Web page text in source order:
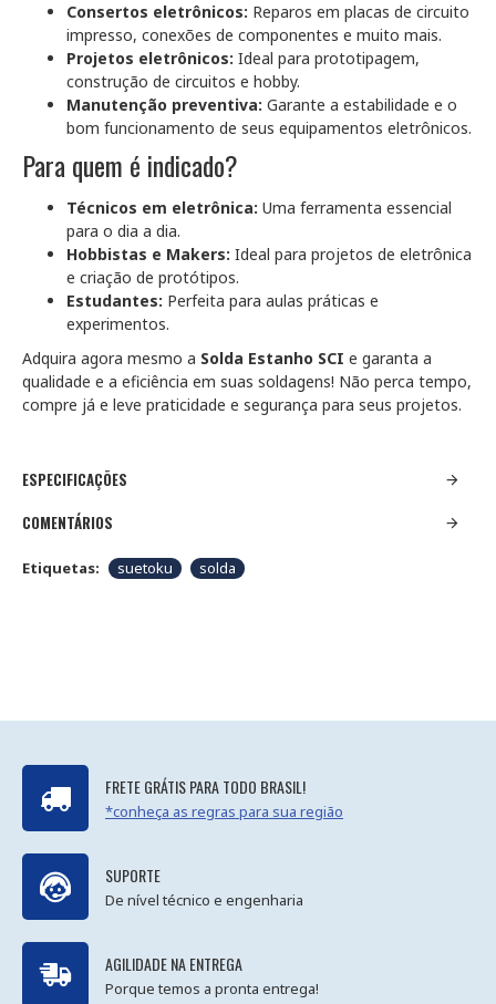
Consertos eletrônicos: Reparos em placas de circuito
impresso, conexões de componentes e muito mais.
Projetos eletrônicos: Ideal para prototipagem,
construção de circuitos e hobby.
Manutenção preventiva: Garante a estabilidade e o
bom funcionamento de seus equipamentos eletrônicos.
Para quem é indicado?
Técnicos em eletrônica: Uma ferramenta essencial
para o dia a dia.
Hobbistas e Makers: Ideal para projetos de eletrônica
e criação de protótipos.
Estudantes: Perfeita para aulas práticas e
experimentos.
Adquira agora mesmo a Solda Estanho SCI e garanta a
qualidade e a eficiência em suas soldagens! Não perca tempo,
compre já e leve praticidade e segurança para seus projetos.
ESPECIFICAÇÕES
COMENTÁRIOS
Etiquetas: suetoku solda
FRETE GRÁTIS PARA TODO BRASIL!
*conheça as regras para sua região
SUPORTE
De nível técnico e engenharia
AGILIDADE NA ENTREGA
Porque temos a pronta entrega!